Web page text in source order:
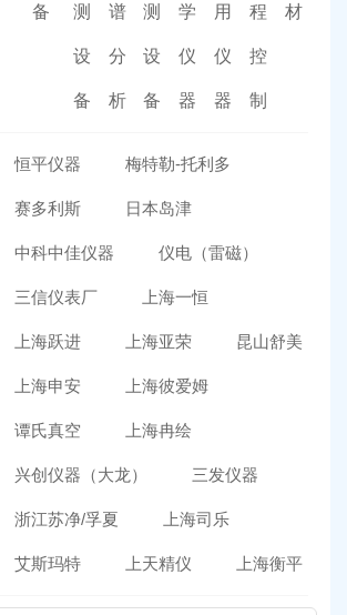
备 测
设
备
谱
分
析
测
设
备
学
仪
器
用
仪
器
程
控
制
材
恒平仪器 梅特勒-托利多
赛多利斯 日本岛津
中科中佳仪器 仪电（雷磁）
三信仪表厂 上海一恒
上海跃进 上海亚荣 昆山舒美
上海申安 上海彼爱姆
谭氏真空 上海冉绘
兴创仪器（大龙） 三发仪器
浙江苏净/孚夏 上海司乐
艾斯玛特 上天精仪 上海衡平